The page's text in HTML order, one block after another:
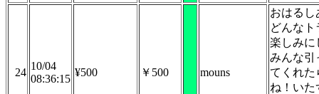
24
10/04
08:36:15
¥500 ￥500 mouns
おはるし
どんなト
楽しみに
みんな引
てくれた
ね！いた